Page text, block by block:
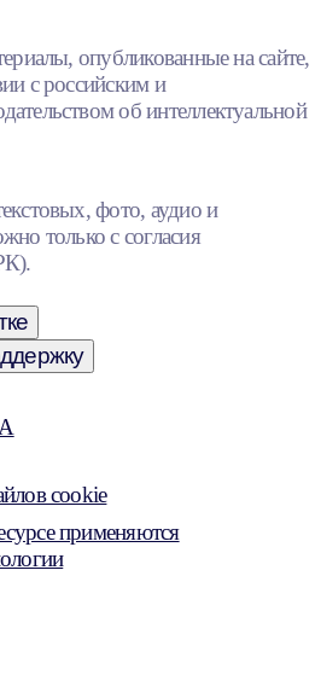
опубликованные на сайте,
с российским и
об интеллектуальной
фото, аудио и
только с согласия
cookie
применяются